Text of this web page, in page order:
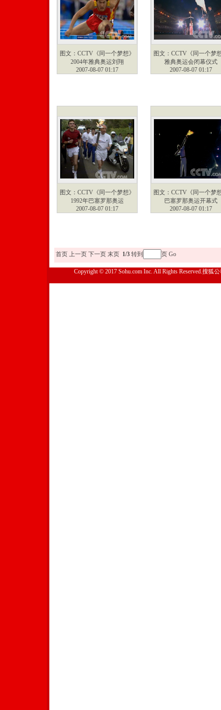
图文：CCTV《同一个梦想》
2004年雅典奥运刘翔
2007-08-07 01:17
图文：CCTV《同一个梦
雅典奥运会闭幕仪式
2007-08-07 01:17
图文：CCTV《同一个梦想》
1992年巴塞罗那奥运
2007-08-07 01:17
图文：CCTV《同一个梦
巴塞罗那奥运开幕式
2007-08-07 01:17
首页 上一页 下一页 末页 1/3 转到 页 Go
Copyright © 2017 Sohu.com Inc. All Rights Reserved.搜狐